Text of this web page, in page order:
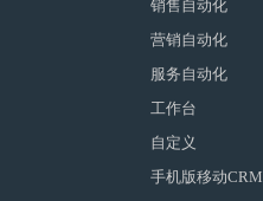
销售自动化
营销自动化
服务自动化
工作台
自定义
手机版移动CRM